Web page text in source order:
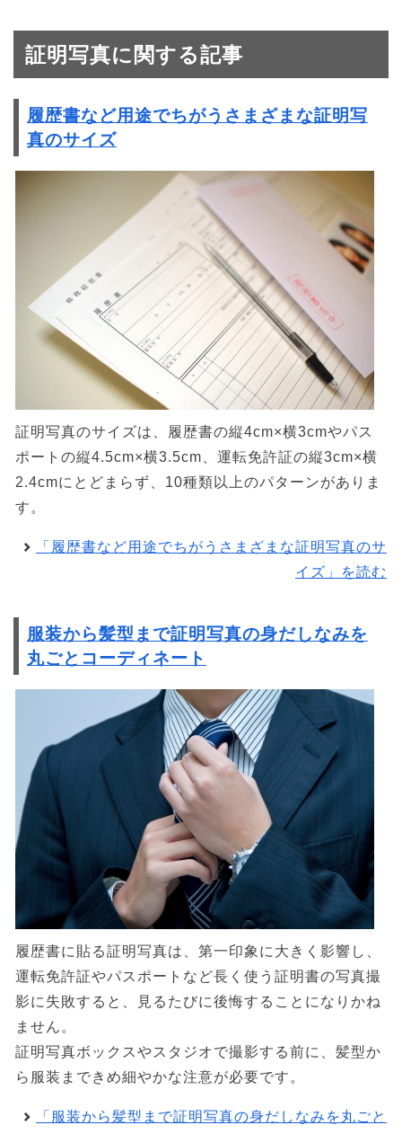
証明写真に関する記事
履歴書など用途でちがうさまざまな証明写
真のサイズ
証明写真のサイズは、履歴書の縦4cm×横3cmやパス
ポートの縦4.5cm×横3.5cm、運転免許証の縦3cm×横
2.4cmにとどまらず、10種類以上のパターンがありま
す。
「履歴書など用途でちがうさまざまな証明写真のサ
イズ」を読む
服装から髪型まで証明写真の身だしなみを
丸ごとコーディネート
履歴書に貼る証明写真は、第一印象に大きく影響し、
運転免許証やパスポートなど長く使う証明書の写真撮
影に失敗すると、見るたびに後悔することになりかね
ません。
証明写真ボックスやスタジオで撮影する前に、髪型か
ら服装まできめ細やかな注意が必要です。
「服装から髪型まで証明写真の身だしなみを丸ごと